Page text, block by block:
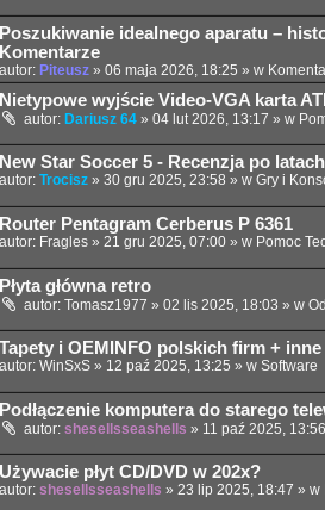
Poszukiwanie idealnego aparatu –
Komentarze
autor: Piteusz » 06 maja 2026, 18:25 » w
Nietypowe wyjście Video-VGA karta
autor: Dariusz 64 » 04 lut 2026, 13:17 » w
New Star Soccer 5 - Recenzja po
autor: Trocisz » 30 gru 2025, 23:58 » w Gry i
Router Pentagram Cerberus P 6361
autor: Fragles » 21 gru 2025, 07:00 » w Pomoc
Płyta główna retro
autor: Tomasz1977 » 02 lis 2025, 18:03 » w
Tapety i OEMINFO polskich firm +
autor: WinSxS » 12 paź 2025, 13:25 » w Software
Podłączenie komputera do starego
autor: shesellsseashells » 11 paź 2025, 13:56
Używacie płyt CD/DVD w 202x?
autor: shesellsseashells » 23 lip 2025, 18:47 » w